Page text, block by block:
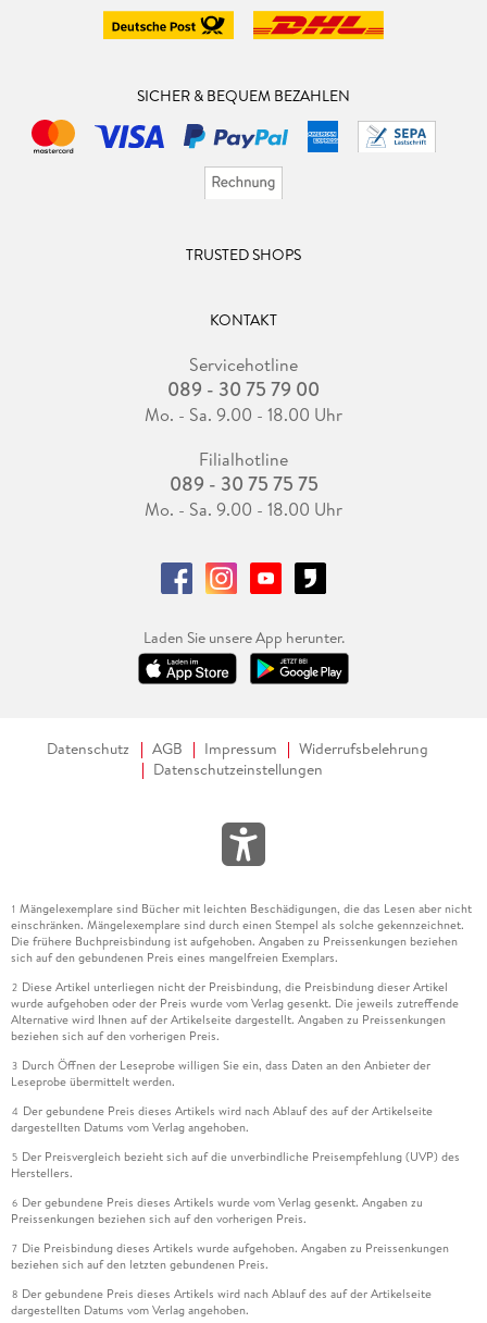
SICHER & BEQUEM BEZAHLEN
TRUSTED SHOPS
KONTAKT
Servicehotline
089 - 30 75 79 00
Mo. - Sa. 9.00 - 18.00 Uhr
Filialhotline
089 - 30 75 75 75
Mo. - Sa. 9.00 - 18.00 Uhr
Laden Sie unsere App herunter.
Datenschutz AGB Impressum
Widerrufsbelehrung
Datenschutzeinstellungen
1 Mängelexemplare sind Bücher mit leichten Beschädigungen, die das Lesen aber nicht
einschränken. Mängelexemplare sind durch einen Stempel als solche gekennzeichnet.
Die frühere Buchpreisbindung ist aufgehoben. Angaben zu Preissenkungen beziehen
sich auf den gebundenen Preis eines mangelfreien Exemplars.
2 Diese Artikel unterliegen nicht der Preisbindung, die Preisbindung dieser Artikel
wurde aufgehoben oder der Preis wurde vom Verlag gesenkt. Die jeweils zutreffende
Alternative wird Ihnen auf der Artikelseite dargestellt. Angaben zu Preissenkungen
beziehen sich auf den vorherigen Preis.
3 Durch Öffnen der Leseprobe willigen Sie ein, dass Daten an den Anbieter der
Leseprobe übermittelt werden.
4 Der gebundene Preis dieses Artikels wird nach Ablauf des auf der Artikelseite
dargestellten Datums vom Verlag angehoben.
5 Der Preisvergleich bezieht sich auf die unverbindliche Preisempfehlung (UVP) des
Herstellers.
6 Der gebundene Preis dieses Artikels wurde vom Verlag gesenkt. Angaben zu
Preissenkungen beziehen sich auf den vorherigen Preis.
7 Die Preisbindung dieses Artikels wurde aufgehoben. Angaben zu Preissenkungen
beziehen sich auf den letzten gebundenen Preis.
8 Der gebundene Preis dieses Artikels wird nach Ablauf des auf der Artikelseite
dargestellten Datums vom Verlag angehoben.